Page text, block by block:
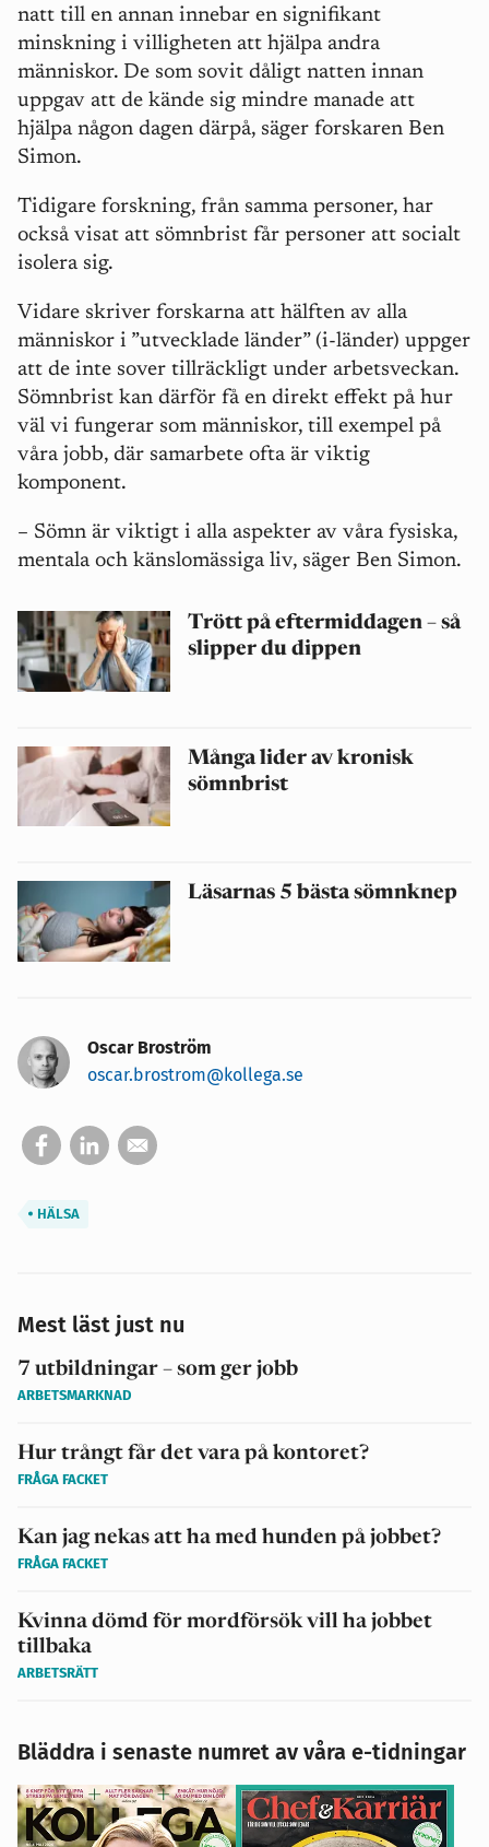
natt till en annan innebar en signifikant
minskning i villigheten att hjälpa andra
människor. De som sovit dåligt natten innan
uppgav att de kände sig mindre manade att
hjälpa någon dagen därpå, säger forskaren Ben
Simon.
Tidigare forskning, från samma personer, har
också visat att sömnbrist får personer att socialt
isolera sig.
Vidare skriver forskarna att hälften av alla
människor i ”utvecklade länder” (i-länder) uppger
att de inte sover tillräckligt under arbetsveckan.
Sömnbrist kan därför få en direkt effekt på hur
väl vi fungerar som människor, till exempel på
våra jobb, där samarbete ofta är viktig
komponent.
– Sömn är viktigt i alla aspekter av våra fysiska,
mentala och känslomässiga liv, säger Ben Simon.
Trött på eftermiddagen – så
slipper du dippen
Många lider av kronisk
sömnbrist
Läsarnas 5 bästa sömnknep
Oscar Broström
oscar.brostrom@kollega.se
HÄLSA
Mest läst just nu
7 utbildningar – som ger jobb
ARBETSMARKNAD
Hur trångt får det vara på kontoret?
FRÅGA FACKET
Kan jag nekas att ha med hunden på jobbet?
FRÅGA FACKET
Kvinna dömd för mordförsök vill ha jobbet
tillbaka
ARBETSRÄTT
Bläddra i senaste numret av våra e-tidningar